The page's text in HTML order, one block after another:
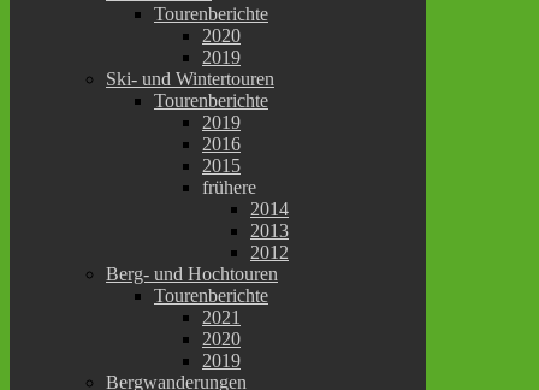
Tourenberichte
2020
2019
Ski- und Wintertouren
Tourenberichte
2019
2016
2015
frühere
2014
2013
2012
Berg- und Hochtouren
Tourenberichte
2021
2020
2019
Bergwanderungen